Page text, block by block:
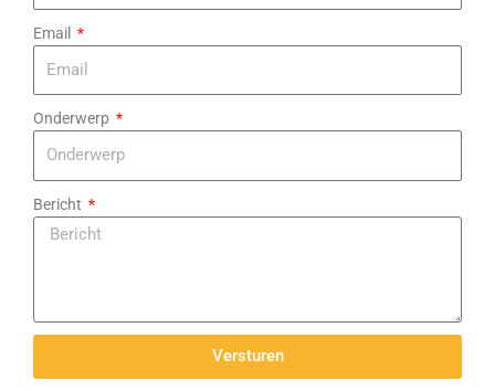
Email
Onderwerp
Bericht
Versturen